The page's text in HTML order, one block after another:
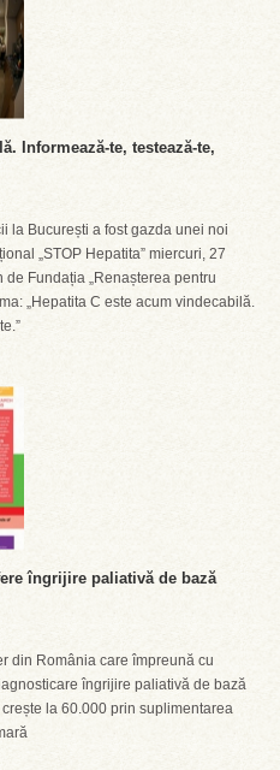
Informează-te, testează-te,
la București a fost gazda unei noi
„STOP Hepatita” miercuri, 27
Fundația „Renașterea pentru
„Hepatita C este acum vindecabilă.
îngrijire paliativă de bază
din România care împreună cu
îngrijire paliativă de bază
la 60.000 prin suplimentarea